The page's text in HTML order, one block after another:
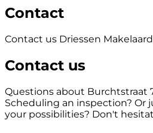
Contact
Contact us Driessen
Contact us
Questions about Burchtstraat
Scheduling an inspection? Or
your possibilities? Don't